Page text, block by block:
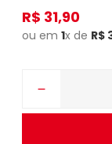
R$ 31,90
ou em 1x de R$
－